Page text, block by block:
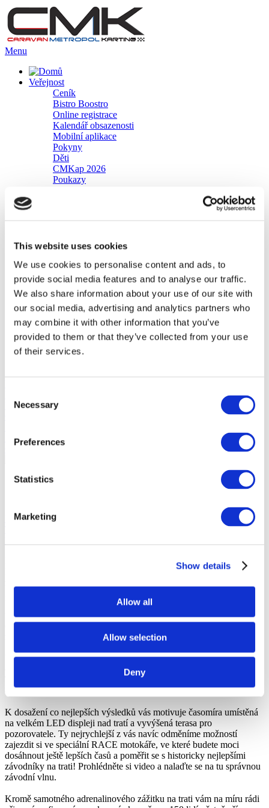
This website uses cookies
We use cookies to personalise content and ads, to
provide social media features and to analyse our traffic.
We also share information about your use of our site with
our social media, advertising and analytics partners who
may combine it with other information that you’ve
provided to them or that they’ve collected from your use
of their services.
Selection
Necessary
Preferences
Statistics
Marketing
Show details
Allow all
Allow selection
Deny
Menu
Veřejnost
Ceník
Bistro Boostro
Online registrace
Kalendář obsazenosti
Mobilní aplikace
Pokyny
Děti
CMKap 2026
Poukazy
NEVYCHÁZÍ CMK BODY NA CELOU JÍZDU?
Novinka – Interaktivní trať v nové hale CMKarting
KUP SI JÍZDU
So,ne,svátky platba kartou
Po-Pá platba voucherem / CMK body
So,ne,svátky platba voucherem / CMK body
Firmy
O nás
Motokáry
Trať
GDPR
Kontakt
Firmy
FAQ
CZ EN
O nás
Motokáry
Láká vás si zazávodit na motokárách a poměřit si síly s ostatními?
Nebo si chcete jen vytvořit nový, nezapomenutelný, adrenalinový
kde si můžete na téměř sedm setmetrů dlouhé tří úrovňové trati
unikátní klopenou zatáčkou o náklonu 30° zařádit na komfortních
elektro motokárách s vysokou akcelerací zajišťující pořádnou
V nabídce jsou polohovatelné elektro motokáry pro dospělé, děti a
dokonce i dvě dvousedadlové motokáry pro rodiče s menšími dětmi.
Trať je jako jedna z mála v České republice vhodná již pro děti od 5
- 6 let a to díky vyšší bezpečnostimotokárs elektrickým pohonem.
K dosažení co nejlepších výsledků vás motivuje časomíra umístěná
na velkém LED displeji nad tratí a vyvýšená terasa pro
pozorovatele. Ty nejrychlejší z vás navíc odměníme možností
zajezdit si ve speciální RACE motokáře, ve které budete moci
dosáhnout ještě lepších časů a poměřit se s historicky nejlepšími
závodníky na trati! Prohlédněte si video a nalaďte se na tu správnou
závodní vlnu.
Kromě samotného adrenalinového zážitku na trati vám na míru rádi